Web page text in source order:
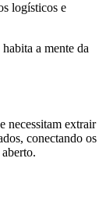
logísticos e
a mente da
necessitam extrair
conectando os